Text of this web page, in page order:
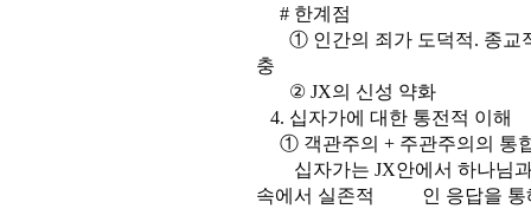
# 한계점
① 인간의 죄가 도덕적. 종교
충
② JX의 신성 약화
4. 십자가에 대한 통전적 이해
① 객관주의 + 주관주의의 통
십자가는 JX안에서 하나님과
속에서 실존적 인 응답을 통